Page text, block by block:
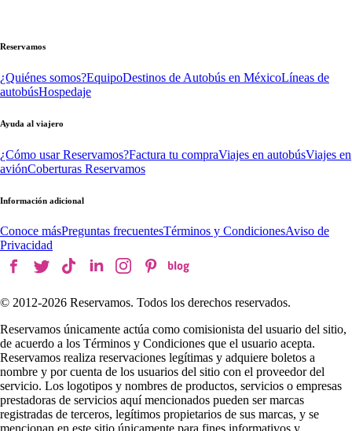
Reservamos
¿Quiénes somos?EquipoDestinos de Autobús en MéxicoLíneas de
autobúsHospedaje
Ayuda al viajero
¿Cómo usar Reservamos?Factura tu compraViajes en autobúsViajes en
aviónCoberturas Reservamos
Información adicional
Conoce másPreguntas frecuentesTérminos y CondicionesAviso de
Privacidad
© 2012-2026 Reservamos. Todos los derechos reservados.
Reservamos únicamente actúa como comisionista del usuario del sitio,
de acuerdo a los Términos y Condiciones que el usuario acepta.
Reservamos realiza reservaciones legítimas y adquiere boletos a
nombre y por cuenta de los usuarios del sitio con el proveedor del
servicio. Los logotipos y nombres de productos, servicios o empresas
prestadoras de servicios aquí mencionados pueden ser marcas
registradas de terceros, legítimos propietarios de sus marcas, y se